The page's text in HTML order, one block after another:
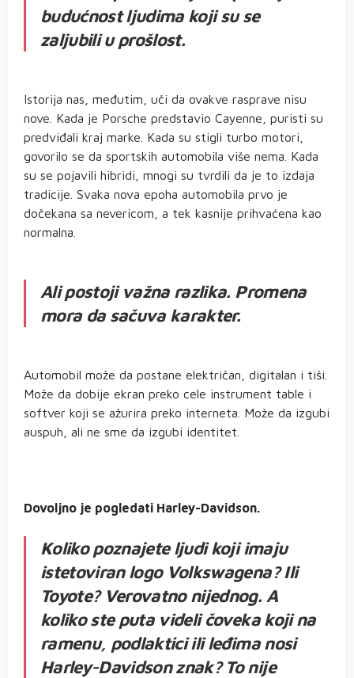
budućnost ljudima koji su se
zaljubili u prošlost.
Istorija nas, međutim, uči da ovakve rasprave nisu
nove. Kada je Porsche predstavio Cayenne, puristi su
predviđali kraj marke. Kada su stigli turbo motori,
govorilo se da sportskih automobila više nema. Kada
su se pojavili hibridi, mnogi su tvrdili da je to izdaja
tradicije. Svaka nova epoha automobila prvo je
dočekana sa nevericom, a tek kasnije prihvaćena kao
normalna.
Ali postoji važna razlika. Promena
mora da sačuva karakter.
Automobil može da postane električan, digitalan i tiši.
Može da dobije ekran preko cele instrument table i
softver koji se ažurira preko interneta. Može da izgubi
auspuh, ali ne sme da izgubi identitet.
Dovoljno je pogledati Harley-Davidson.
Koliko poznajete ljudi koji imaju
istetoviran logo Volkswagena? Ili
Toyote? Verovatno nijednog. A
koliko ste puta videli čoveka koji na
ramenu, podlaktici ili leđima nosi
Harley-Davidson znak? To nije